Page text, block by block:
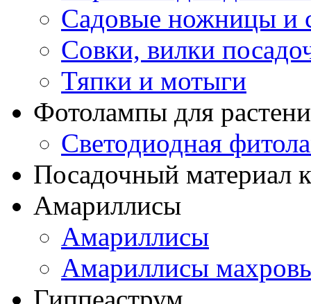
Садовые ножницы и
Совки, вилки
Тяпки и мотыги
Фотолампы для
Светодиодная
Посадочный материал
Амариллисы
Амариллисы
Амариллисы